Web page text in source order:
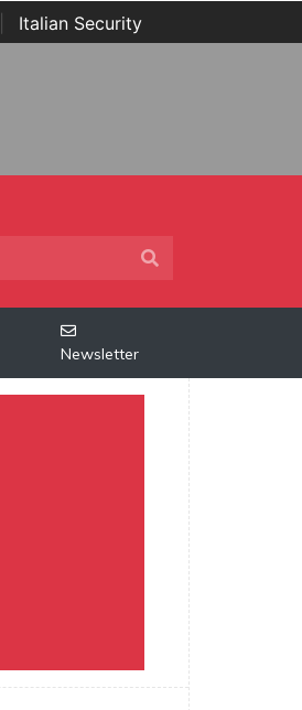
Italian Security
Newsletter